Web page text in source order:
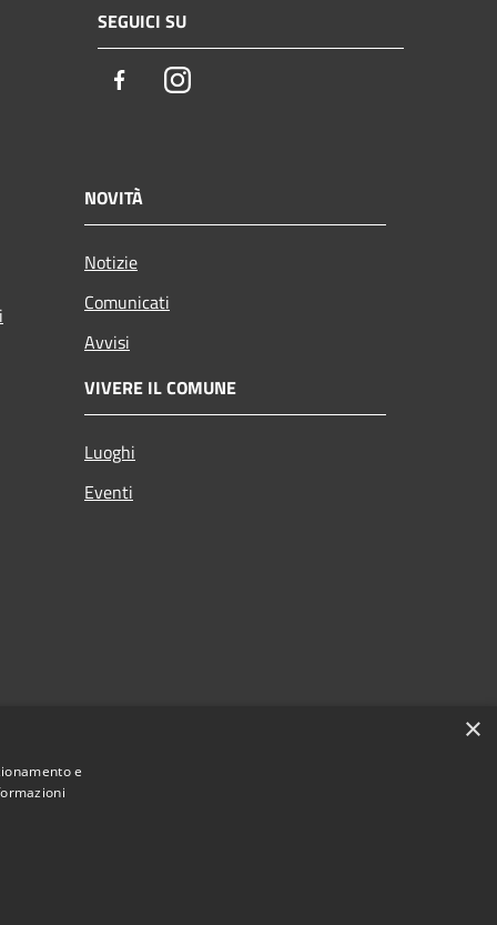
SEGUICI SU
FacebookInstagram
NOVITÀ
Notizie
Comunicati
Avvisi
VIVERE IL COMUNE
Luoghi
Eventi
×
e